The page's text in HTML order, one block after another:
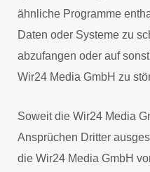
ähnliche Programme
Daten oder Systeme zu
abzufangen oder auf
Wir24 Media GmbH zu
Soweit die Wir24 Media
Ansprüchen Dritter
die Wir24 Media GmbH